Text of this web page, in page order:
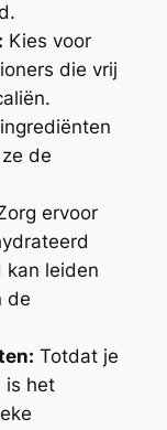
Kies voor
die vrij
de
ervoor
kan leiden
de
Totdat je
is het